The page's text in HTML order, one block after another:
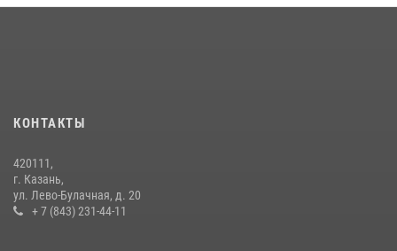
В Нижнекамске сотрудники Росгвардии задержали подозреваемого
в краже из магазина
10 июля 2026, 12:50
КОНТАКТЫ
420111,
г. Казань,
ул. Лево-Булачная, д. 20
+ 7 (843) 231-44-11